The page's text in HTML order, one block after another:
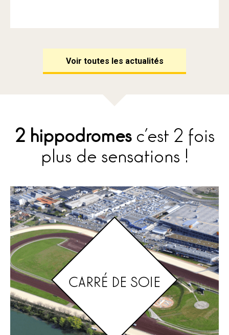
Voir toutes les actualités
2 hippodromesc’est 2 fois
plus de sensations !